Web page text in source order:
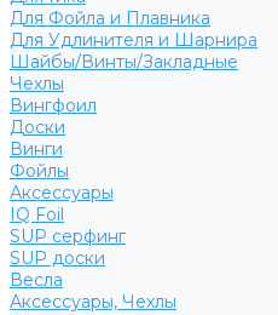
Для Фойла и Плавника
Для Удлинителя и Шарнира
Шайбы/Винты/Закладные
Чехлы
Вингфоил
Доски
Винги
Фойлы
Аксессуары
IQ Foil
SUP серфинг
SUP доски
Весла
Аксессуары, Чехлы